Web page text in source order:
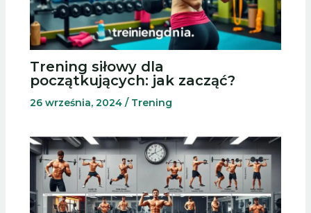
Trening siłowy dla
początkujących: jak zacząć?
26 września, 2024 / Trening